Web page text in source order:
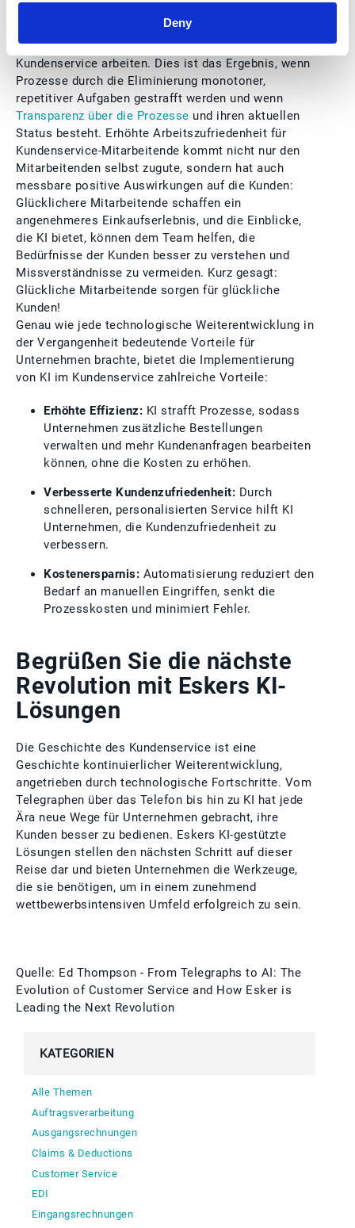
Deny
Technologien darin bestehen, die
Arbeitszufriedenheit derjenigen zu erhöhen, die im
Kundenservice arbeiten. Dies ist das Ergebnis, wenn
Prozesse durch die Eliminierung monotoner,
repetitiver Aufgaben gestrafft werden und wenn
Transparenz über die Prozesse und ihren aktuellen
Status besteht. Erhöhte Arbeitszufriedenheit für
Kundenservice-Mitarbeitende kommt nicht nur den
Mitarbeitenden selbst zugute, sondern hat auch
messbare positive Auswirkungen auf die Kunden:
Glücklichere Mitarbeitende schaffen ein
angenehmeres Einkaufserlebnis, und die Einblicke,
die KI bietet, können dem Team helfen, die
Bedürfnisse der Kunden besser zu verstehen und
Missverständnisse zu vermeiden. Kurz gesagt:
Glückliche Mitarbeitende sorgen für glückliche
Kunden!
Genau wie jede technologische Weiterentwicklung in
der Vergangenheit bedeutende Vorteile für
Unternehmen brachte, bietet die Implementierung
von KI im Kundenservice zahlreiche Vorteile:
Erhöhte Effizienz: KI strafft Prozesse, sodass
Unternehmen zusätzliche Bestellungen
verwalten und mehr Kundenanfragen bearbeiten
können, ohne die Kosten zu erhöhen.
Verbesserte Kundenzufriedenheit: Durch
schnelleren, personalisierten Service hilft KI
Unternehmen, die Kundenzufriedenheit zu
verbessern.
Kostenersparnis: Automatisierung reduziert den
Bedarf an manuellen Eingriffen, senkt die
Prozesskosten und minimiert Fehler.
Begrüßen Sie die nächste
Revolution mit Eskers KI-
Lösungen
Die Geschichte des Kundenservice ist eine
Geschichte kontinuierlicher Weiterentwicklung,
angetrieben durch technologische Fortschritte. Vom
Telegraphen über das Telefon bis hin zu KI hat jede
Ära neue Wege für Unternehmen gebracht, ihre
Kunden besser zu bedienen. Eskers KI-gestützte
Lösungen stellen den nächsten Schritt auf dieser
Reise dar und bieten Unternehmen die Werkzeuge,
die sie benötigen, um in einem zunehmend
wettbewerbsintensiven Umfeld erfolgreich zu sein.
Quelle: Ed Thompson - From Telegraphs to AI: The
Evolution of Customer Service and How Esker is
Leading the Next Revolution
KATEGORIEN
Alle Themen
Auftragsverarbeitung
Ausgangsrechnungen
Claims & Deductions
Customer Service
EDI
Eingangsrechnungen